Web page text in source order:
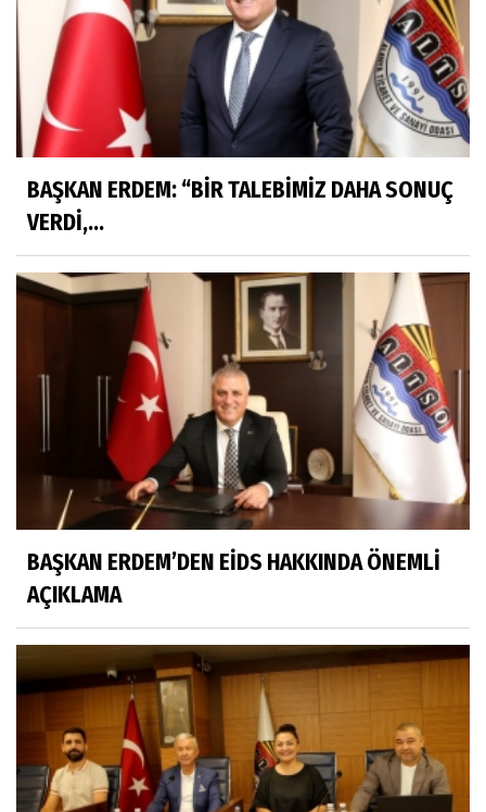
BAŞKAN ERDEM: “BİR TALEBİMİZ DAHA SONUÇ
VERDİ,...
BAŞKAN ERDEM’DEN EİDS HAKKINDA ÖNEMLİ
AÇIKLAMA